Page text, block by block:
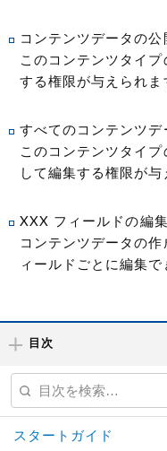
コンテンツデータの公
このコンテンツタイ
する権限が与えられま
すべてのコンテンツデ
このコンテンツタイ
して編集する権限が与
XXX フィールドの編集
コンテンツデータの
ィールドごとに編集で
目次
スタートガイド